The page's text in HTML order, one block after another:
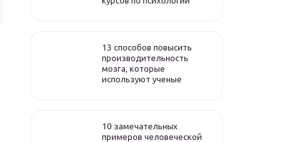
13 способов повысить
производительность
мозга, которые
используют ученые
10 замечательных
примеров человеческой